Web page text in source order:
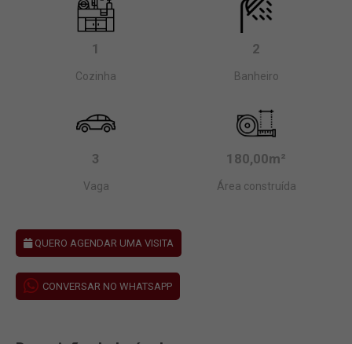
1
Cozinha
2
Banheiro
3
Vaga
180,00m²
Área construída
QUERO AGENDAR UMA VISITA
CONVERSAR NO WHATSAPP